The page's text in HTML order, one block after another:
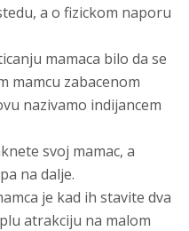
a o fizickom naporu
mamaca bilo da se
mamcu zabacenom
nazivamo indijancem
svoj mamac, a
na dalje.
je kad ih stavite dva
atrakciju na malom